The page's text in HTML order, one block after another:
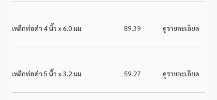
เหล็กท่อดำ 4 นิ้ว x 6.0 มม 89.39 ดูรายละเอียด
เหล็กท่อดำ 5 นิ้ว x 3.2 มม 59.27 ดูรายละเอียด